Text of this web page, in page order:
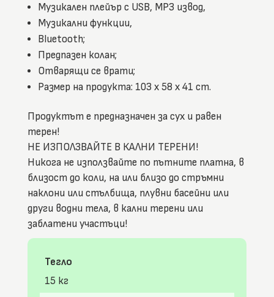
Музикален плейър с USB, MP3 извод,
Музикални функции,
Bluetooth;
Предпазен колан;
Отварящи се врати;
Размер на продукта: 103 x 58 x 41 cm.
Продуктът е предназначен за сух и равен
терен!
НЕ ИЗПОЛЗВАЙТЕ В КАЛНИ ТЕРЕНИ!
Никога не използвайте по пътните платна, в
близост до коли, на или близо до стръмни
наклони или стълбища, плувни басейни или
други водни тела, в кални терени или
заблатени участъци!
Тегло
15 кг